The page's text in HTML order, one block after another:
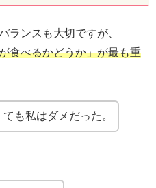
ランスも大切ですが、
食べるかどうか」が最も重
も私はダメだった。